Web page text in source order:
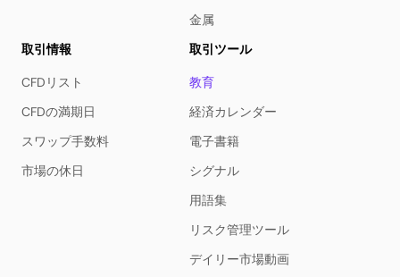
金属
取引情報
CFDリスト
CFDの満期日
スワップ手数料
市場の休日
取引ツール
教育
経済カレンダー
電子書籍
シグナル
用語集
リスク管理ツール
デイリー市場動画